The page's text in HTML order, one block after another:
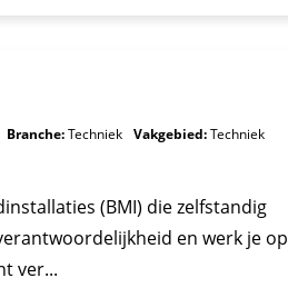
Branche:Techniek Vakgebied:Techniek
(BMI) die zelfstandig
en werk je op
ver...